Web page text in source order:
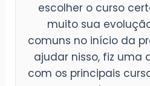
escolher o curso
muito sua
comuns no início da
ajudar nisso, fiz uma
com os principais